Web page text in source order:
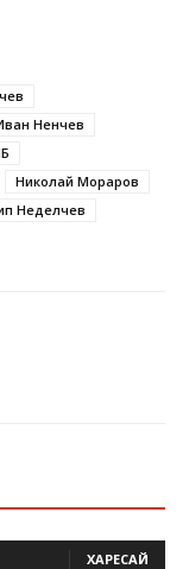
Ненчев
Николай Мораров
Неделчев
ХАРЕСАЙ